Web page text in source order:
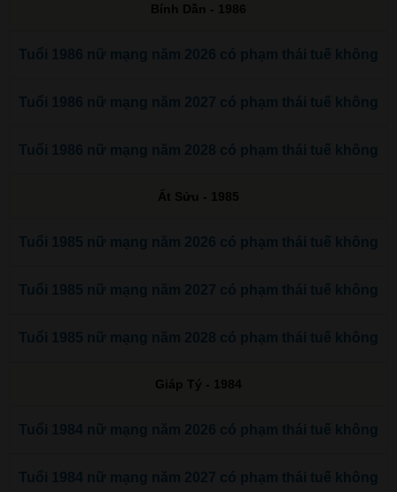
Bính Dần - 1986
Tuổi 1986 nữ mạng năm 2026 có phạm thái tuế không
Tuổi 1986 nữ mạng năm 2027 có phạm thái tuế không
Tuổi 1986 nữ mạng năm 2028 có phạm thái tuế không
Ất Sửu - 1985
Tuổi 1985 nữ mạng năm 2026 có phạm thái tuế không
Tuổi 1985 nữ mạng năm 2027 có phạm thái tuế không
Tuổi 1985 nữ mạng năm 2028 có phạm thái tuế không
Giáp Tý - 1984
Tuổi 1984 nữ mạng năm 2026 có phạm thái tuế không
Tuổi 1984 nữ mạng năm 2027 có phạm thái tuế không